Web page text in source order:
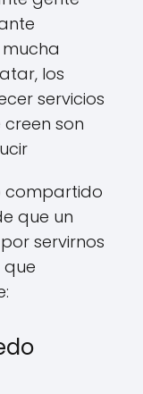
los
servicios
son
compartido
que un
servirnos
que